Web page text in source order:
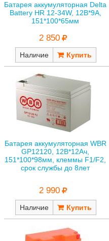
Батарея аккумуляторная Delta
Battery HR 12-34W, 12В*9A,
151*100*65мм
2 850
Наличие
Батарея аккумуляторная WBR
GP12120, 12В*12Ач,
151*100*98мм, клеммы F1/F2,
срок службы до 8лет
2 990
Наличие